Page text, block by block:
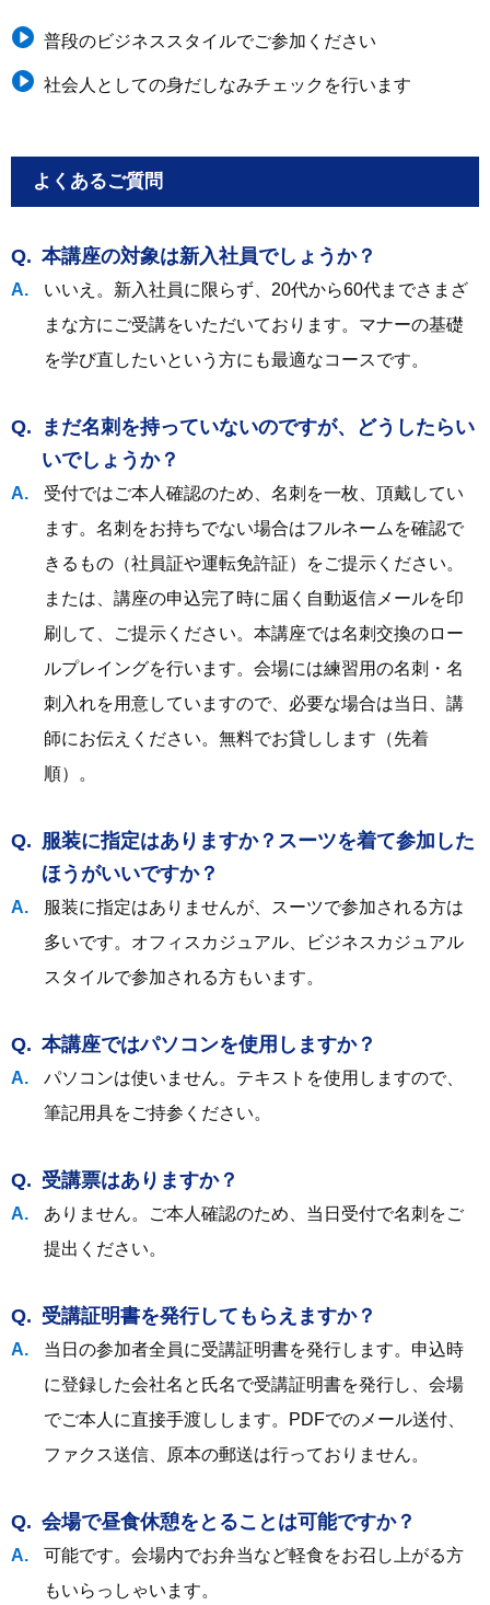
普段のビジネススタイルでご参加ください
社会人としての身だしなみチェックを行います
よくあるご質問
本講座の対象は新入社員でしょうか？
いいえ。新入社員に限らず、20代から60代までさまざ
まな方にご受講をいただいております。マナーの基礎
を学び直したいという方にも最適なコースです。
まだ名刺を持っていないのですが、どうしたらい
いでしょうか？
受付ではご本人確認のため、名刺を一枚、頂戴してい
ます。名刺をお持ちでない場合はフルネームを確認で
きるもの（社員証や運転免許証）をご提示ください。
または、講座の申込完了時に届く自動返信メールを印
刷して、ご提示ください。本講座では名刺交換のロー
ルプレイングを行います。会場には練習用の名刺・名
刺入れを用意していますので、必要な場合は当日、講
師にお伝えください。無料でお貸しします（先着
順）。
服装に指定はありますか？スーツを着て参加した
ほうがいいですか？
服装に指定はありませんが、スーツで参加される方は
多いです。オフィスカジュアル、ビジネスカジュアル
スタイルで参加される方もいます。
本講座ではパソコンを使用しますか？
パソコンは使いません。テキストを使用しますので、
筆記用具をご持参ください。
受講票はありますか？
ありません。ご本人確認のため、当日受付で名刺をご
提出ください。
受講証明書を発行してもらえますか？
当日の参加者全員に受講証明書を発行します。申込時
に登録した会社名と氏名で受講証明書を発行し、会場
でご本人に直接手渡しします。PDFでのメール送付、
ファクス送信、原本の郵送は行っておりません。
会場で昼食休憩をとることは可能ですか？
可能です。会場内でお弁当など軽食をお召し上がる方
もいらっしゃいます。